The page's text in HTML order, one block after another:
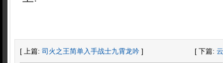
[ 上篇: 司火之王简单入手战士九霄龙吟 ] [ 下篇: